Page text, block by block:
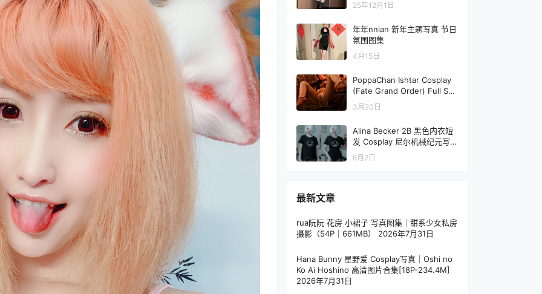
25年12月1日
年年nnian 新年主题写真 节日
氛围图集
4月15日
PoppaChan Ishtar Cosplay
(Fate Grand Order) Full Set
– 58 Photos 267MB
3月20日
Alina Becker 2B 黑色内衣短
发 Cosplay 尼尔机械纪元写真
【42P-98.9M】
6月2日
最新文章
rua阮阮 花房 小裙子 写真图集｜甜系少女私房
摄影（54P｜661MB）
2026年7月31日
Hana Bunny 星野爱 Cosplay写真｜Oshi no
Ko Ai Hoshino 高清图片合集[18P-234.4M]
2026年7月31日